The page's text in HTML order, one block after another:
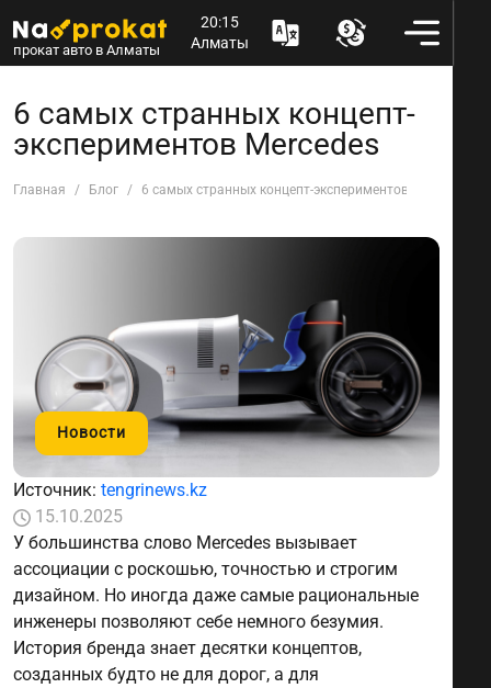
прокат авто в Алматы
20:15
Алматы
6 самых странных концепт-
экспериментов Mercedes
Главная Блог 6 самых странных концепт-экспериментов Mercedes
Новости
Источник: tengrinews.kz
15.10.2025
У большинства слово Mercedes вызывает
ассоциации с роскошью, точностью и строгим
дизайном. Но иногда даже самые рациональные
инженеры позволяют себе немного безумия.
История бренда знает десятки концептов,
созданных будто не для дорог, а для